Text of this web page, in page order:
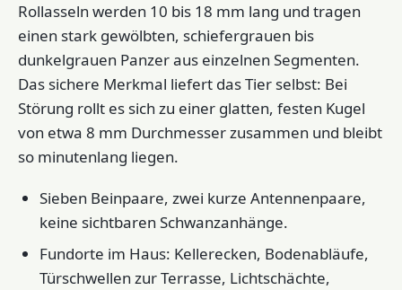
Rollasseln werden 10 bis 18 mm lang und tragen
einen stark gewölbten, schiefergrauen bis
dunkelgrauen Panzer aus einzelnen Segmenten.
Das sichere Merkmal liefert das Tier selbst: Bei
Störung rollt es sich zu einer glatten, festen Kugel
von etwa 8 mm Durchmesser zusammen und bleibt
so minutenlang liegen.
Sieben Beinpaare, zwei kurze Antennenpaare,
keine sichtbaren Schwanzanhänge.
Fundorte im Haus: Kellerecken, Bodenabläufe,
Türschwellen zur Terrasse, Lichtschächte,